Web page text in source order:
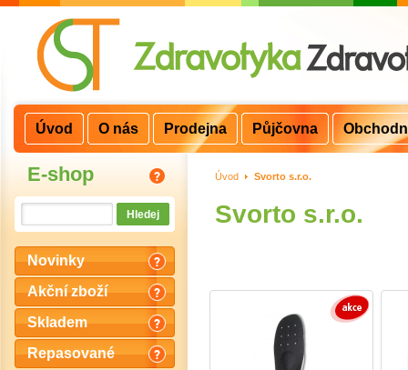
E-shop
Novinky
Akční zboží
Skladem
Repasované
Úvod > Svorto s.r.o.
Svorto s.r.o.
Úvod O nás Prodejna Půjčovna